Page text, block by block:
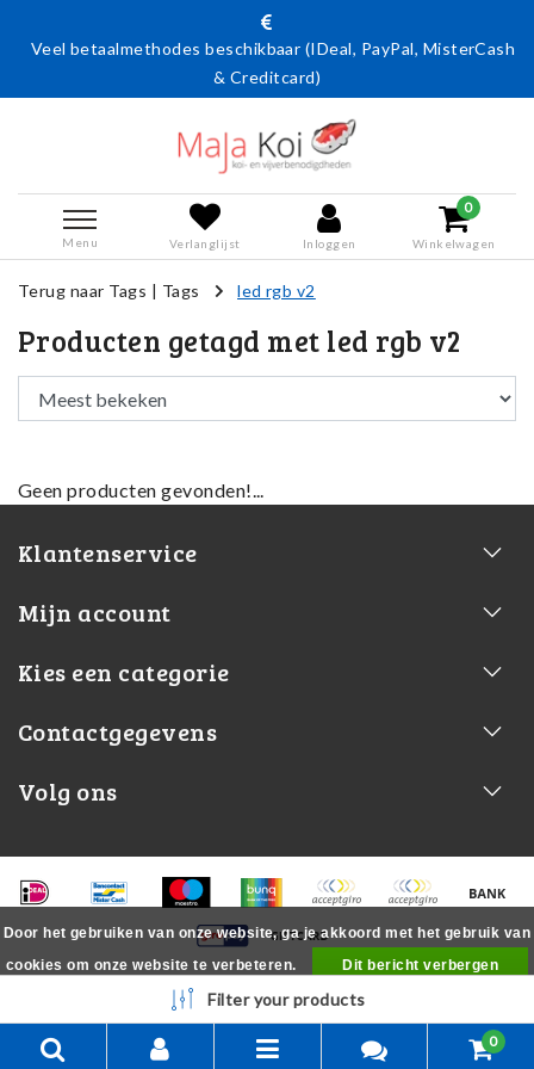
Veel betaalmethodes beschikbaar (IDeal, PayPal, MisterCash
& Creditcard)
Menu Verlanglijst Inloggen
0
Winkelwagen
Terug naar Tags | Tags led rgb v2
Producten getagd met led rgb v2
Geen producten gevonden!...
Klantenservice
Mijn account
Kies een categorie
Contactgegevens
Volg ons
Filter your products
0
Door het gebruiken van onze website, ga je akkoord met het gebruik van
cookies om onze website te verbeteren.
Dit bericht verbergen
Meer over cookies »